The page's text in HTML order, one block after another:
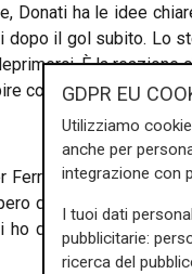
Donati ha le idee
il gol subito. Lo
È la reazione
come reagire”.
che ha
di Coubis. Intanto,
ho detto che deve
GDPR EU
Utilizziamo
anche per
integrazione con
I tuoi dati
pubblicitarie:
ricerca del